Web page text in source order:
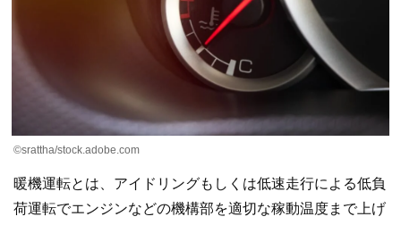
©srattha/stock.adobe.com
暖機運転とは、アイドリングもしくは低速走行による低負
荷運転でエンジンなどの機構部を適切な稼動温度まで上げ